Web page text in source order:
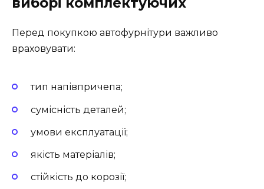
Перед покупкою автофурнітури важливо
враховувати:
тип напівпричепа;
сумісність деталей;
умови експлуатації;
якість матеріалів;
стійкість до корозії;